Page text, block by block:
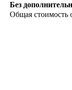
Без
Общая стоимость